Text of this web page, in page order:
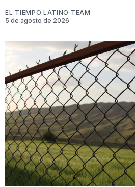
EL TIEMPO LATINO TEAM
5 de agosto de 2026